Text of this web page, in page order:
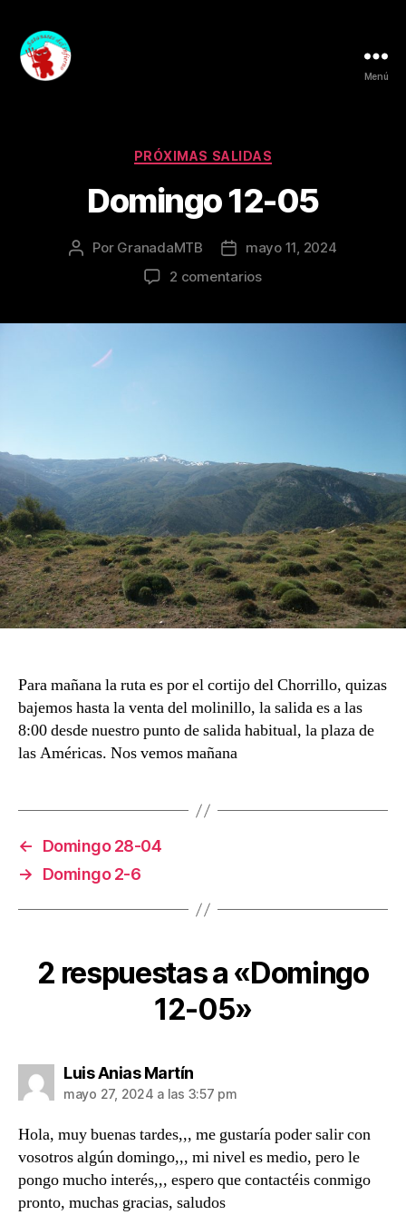
Menú
Categorías
PRÓXIMAS SALIDAS
Domingo 12-05
Autor
Por GranadaMTB
Fecha
de
mayo 11, 2024
2 comentariosen
Para mañana la ruta es por el cortijo del Chorrillo, quizas
bajemos hasta la venta del molinillo, la salida es a las
8:00 desde nuestro punto de salida habitual, la plaza de
las Américas. Nos vemos mañana
←
Domingo 28-04
→
Domingo 2-6
2 respuestas a «Domingo
12-05»
Luis Anias Martíndice:
mayo 27, 2024 a las 3:57 pm
Hola, muy buenas tardes,,, me gustaría poder salir con
vosotros algún domingo,,, mi nivel es medio, pero le
pongo mucho interés,,, espero que contactéis conmigo
pronto, muchas gracias, saludos